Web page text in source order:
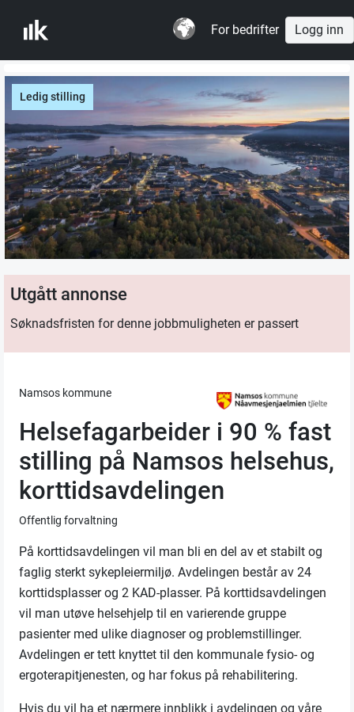
For bedrifter Logg inn
Ledig stilling
Utgått annonse
Søknadsfristen for denne jobbmuligheten er passert
Namsos kommune
Helsefagarbeider i 90 % fast
stilling på Namsos helsehus,
korttidsavdelingen
Offentlig forvaltning
På korttidsavdelingen vil man bli en del av et stabilt og
faglig sterkt sykepleiermiljø. Avdelingen består av 24
korttidsplasser og 2 KAD-plasser. På korttidsavdelingen
vil man utøve helsehjelp til en varierende gruppe
pasienter med ulike diagnoser og problemstillinger.
Avdelingen er tett knyttet til den kommunale fysio- og
ergoterapitjenesten, og har fokus på rehabilitering.
Hvis du vil ha et nærmere innblikk i avdelingen og våre